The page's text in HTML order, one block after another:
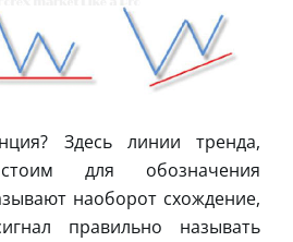
Здесь линии тренда,
для обозначения
наоборот схождение,
правильно называть